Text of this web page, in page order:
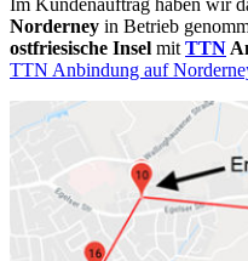
Norderney in Betrieb
ostfriesische Insel mit TTN
TTN Anbindung auf